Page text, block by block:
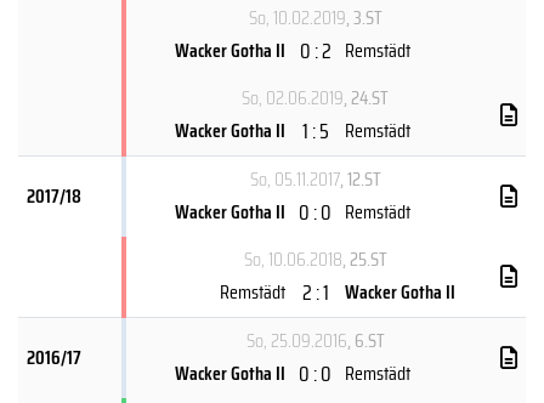
So, 10.02.2019, 3.ST
Wacker Gotha II 0 : 2 Remstädt
So, 02.06.2019, 24.ST
Wacker Gotha II 1 : 5 Remstädt
2017/18
So, 05.11.2017, 12.ST
Wacker Gotha II 0 : 0 Remstädt
So, 10.06.2018, 25.ST
Remstädt 2 : 1 Wacker Gotha II
2016/17
So, 25.09.2016, 6.ST
Wacker Gotha II 0 : 0 Remstädt